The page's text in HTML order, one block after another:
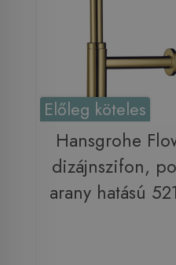
Előleg köteles
Hansgrohe
dizájnszifon,
arany hatású